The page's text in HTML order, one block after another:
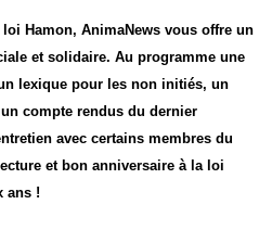
Hamon, AnimaNews vous offre un
et solidaire. Au programme une
lexique pour les non initiés, un
compte rendus du dernier
avec certains membres du
et bon anniversaire à la loi
ans !